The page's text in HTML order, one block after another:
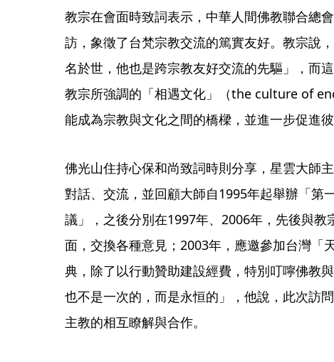
教宗在會面時致詞表示，中華人間佛教聯合總
訪，象徵了台梵宗教交流的篤實友好。教宗說
名於世，他也是跨宗教友好交流的先驅」，而
教宗所強調的「相遇文化」（the culture of
能成為宗教與文化之間的橋樑，並進一步促進
佛光山住持心保和尚致詞時則分享，星雲大師
對話、交流，並回顧大師自1995年起舉辦「第
議」，之後分別在1997年、2006年，先後與教
面，交換各種意見；2003年，應邀參加台灣「
典，除了以行動贊助建設經費，特別叮嚀佛教
也不是一次的，而是永恒的」，他說，此次訪
主教的相互瞭解與合作。